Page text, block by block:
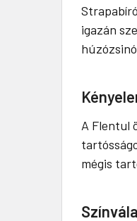
igazán
A Flentul
mégis